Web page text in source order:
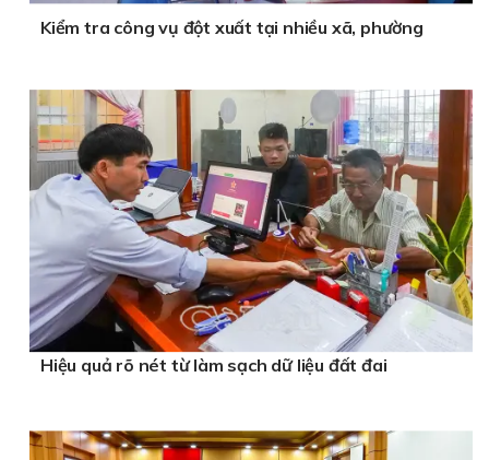
Kiểm tra công vụ đột xuất tại nhiều xã, phường
Hiệu quả rõ nét từ làm sạch dữ liệu đất đai